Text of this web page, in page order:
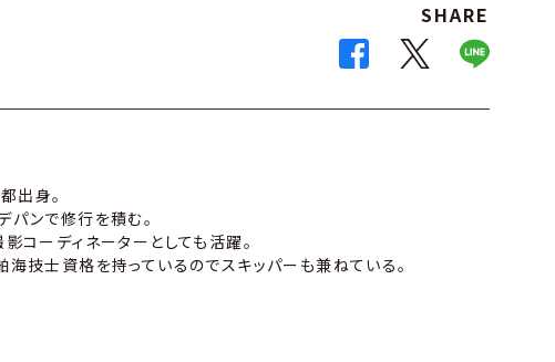
SHARE
出身。
パンで修行を積む。
コーディネーターとしても活躍。
海技士資格を持っているのでスキッパーも兼ねている。